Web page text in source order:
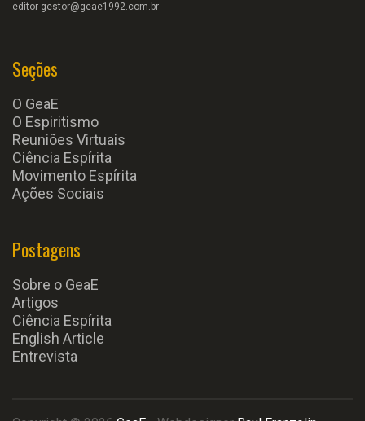
editor-gestor@geae1992.com.br
Seções
O GeaE
O Espiritismo
Reuniões Virtuais
Ciência Espírita
Movimento Espírita
Ações Sociais
Postagens
Sobre o GeaE
Artigos
Ciência Espírita
English Article
Entrevista